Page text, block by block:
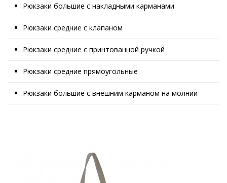
Рюкзаки большие с накладными карманами
Рюкзаки средние с клапаном
Рюкзаки средние с принтованной ручкой
Рюкзаки средние прямоугольные
Рюкзаки большие с внешним карманом на молнии